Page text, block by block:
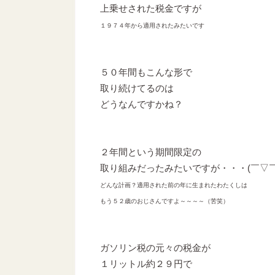
上乗せされた税金ですが
１９７４年から適用されたみたいです
５０年間もこんな形で
取り続けてるのは
どうなんですかね？
２年間という期間限定の
取り組みだったみたいですが・・・(￣▽
どんな計画？適用された前の年に生まれたわたくしは
もう５２歳のおじさんですよ～～～～（苦笑）
ガソリン税の元々の税金が
１リットル約２９円で